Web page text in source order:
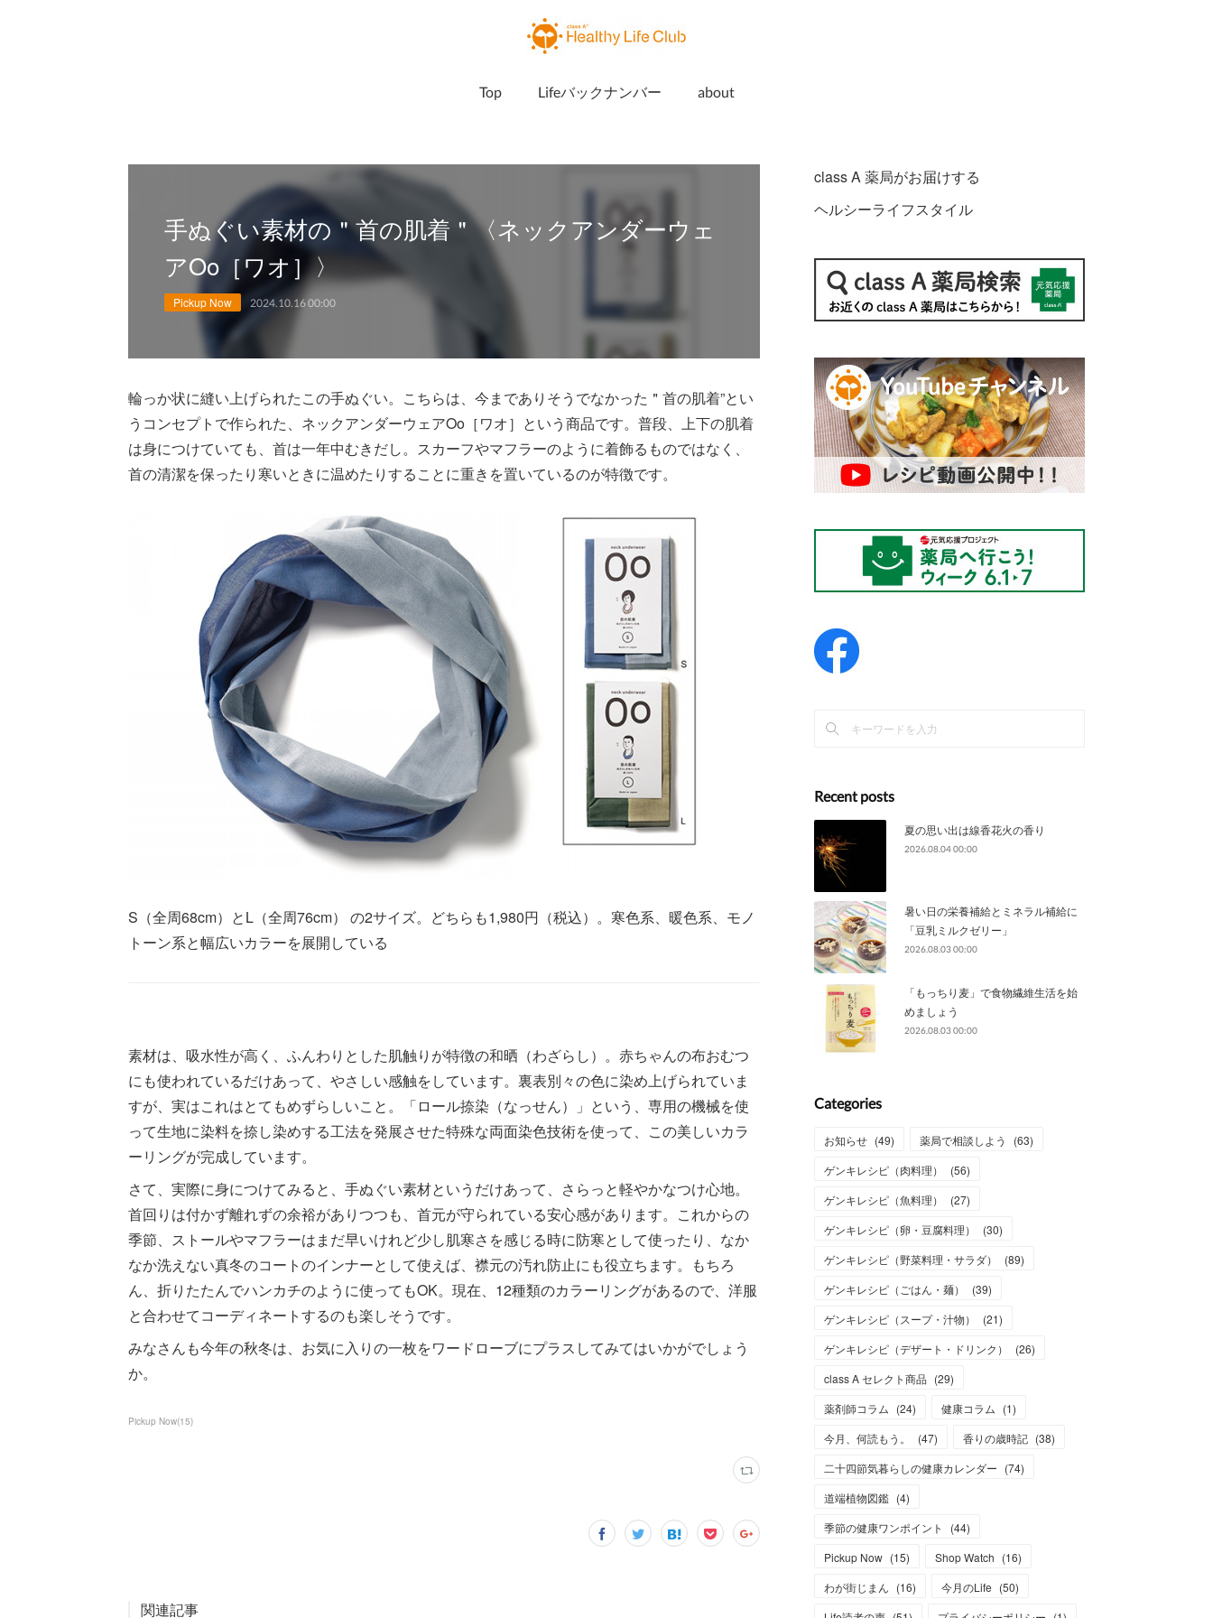
Top Lifeバックナンバー about
手ぬぐい素材の＂首の肌着＂〈ネックアンダーウェ
アOo［ワオ］〉
Pickup Now 2024.10.16 00:00
輪っか状に縫い上げられたこの手ぬぐい。こちらは、今までありそうでなかった＂首の肌着”とい
うコンセプトで作られた、ネックアンダーウェアOo［ワオ］という商品です。普段、上下の肌着
は身につけていても、首は一年中むきだし。スカーフやマフラーのように着飾るものではなく、
首の清潔を保ったり寒いときに温めたりすることに重きを置いているのが特徴です。
S（全周68cm）とL（全周76cm） の2サイズ。どちらも1,980円（税込）。寒色系、暖色系、モノ
トーン系と幅広いカラーを展開している
素材は、吸水性が高く、ふんわりとした肌触りが特徴の和晒（わざらし）。赤ちゃんの布おむつ
にも使われているだけあって、やさしい感触をしています。裏表別々の色に染め上げられていま
すが、実はこれはとてもめずらしいこと。「ロール捺染（なっせん）」という、専用の機械を使
って生地に染料を捺し染めする工法を発展させた特殊な両面染色技術を使って、この美しいカラ
ーリングが完成しています。
さて、実際に身につけてみると、手ぬぐい素材というだけあって、さらっと軽やかなつけ心地。
首回りは付かず離れずの余裕がありつつも、首元が守られている安心感があります。これからの
季節、ストールやマフラーはまだ早いけれど少し肌寒さを感じる時に防寒として使ったり、なか
なか洗えない真冬のコートのインナーとして使えば、襟元の汚れ防止にも役立ちます。もちろ
ん、折りたたんでハンカチのように使ってもOK。現在、12種類のカラーリングがあるので、洋服
と合わせてコーディネートするのも楽しそうです。
みなさんも今年の秋冬は、お気に入りの一枚をワードローブにプラスしてみてはいかがでしょう
か。
Pickup Now(15)
関連記事
class A 薬局がお届けする
ヘルシーライフスタイル
Recent posts
夏の思い出は線香花火の香り
2026.08.04 00:00
暑い日の栄養補給とミネラル補給に
「豆乳ミルクゼリー」
2026.08.03 00:00
「もっちり麦」で食物繊維生活を始
めましょう
2026.08.03 00:00
Categories
お知らせ (49) 薬局で相談しよう (63)
ゲンキレシピ（肉料理）
(56)
ゲンキレシピ（魚料理）
(27)
ゲンキレシピ（卵・豆腐料理）
(30)
ゲンキレシピ（野菜料理・サラダ）
(89)
ゲンキレシピ（ごはん・麺）
(39)
ゲンキレシピ（スープ・汁物）
(21)
ゲンキレシピ（デザート・ドリンク）
(26)
class A セレクト商品 (29)
薬剤師コラム (24) 健康コラム (1)
今月、何読もう。
(47) 香りの歳時記 (38)
二十四節気暮らしの健康カレンダー (74)
道端植物図鑑 (4)
季節の健康ワンポイント
(44)
Pickup Now (15) Shop Watch (16)
わが街じまん (16) 今月のLife (50)